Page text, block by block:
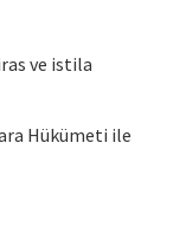
ve istila
Hükümeti ile